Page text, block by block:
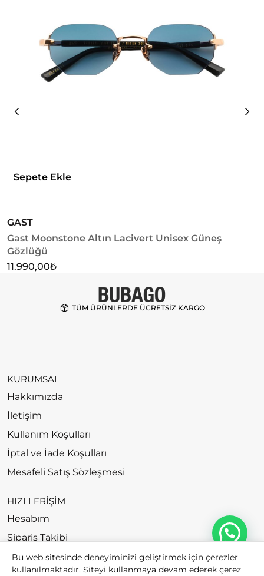
Sepete Ekle
GAST
Gast Moonstone Altın Lacivert Unisex Güneş
Gözlüğü
11.990,00₺
TÜM ÜRÜNLERDE ÜCRETSİZ KARGO
KURUMSAL
Hakkımızda
İletişim
Kullanım Koşulları
İptal ve İade Koşulları
Mesafeli Satış Sözleşmesi
HIZLI ERİŞİM
Hesabım
Sipariş Takibi
Bu web sitesinde deneyiminizi geliştirmek için çerezler
kullanılmaktadır. Siteyi kullanmaya devam ederek çerez